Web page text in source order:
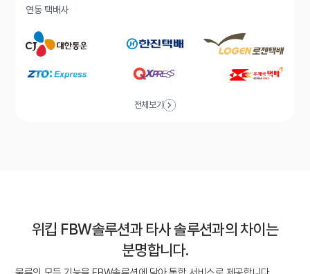
연동 택배사
전체보기
위킵 FBW솔루션과 타사 솔루션과의 차이는
분명합니다.